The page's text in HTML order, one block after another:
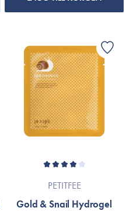
PETITFEE
Gold & Snail Hydrogel